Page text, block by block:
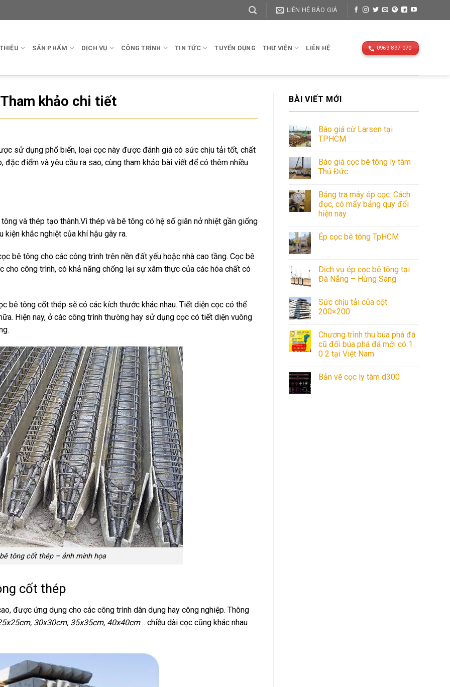
LIÊN HỆ BÁO GIÁ
SẢN PHẨM DỊCH VỤ CÔNG TRÌNH TIN TỨC TUYỂN DỤNG THƯ VIỆN LIÊN HỆ 0969.897.070
khảo chi tiết
sử dụng phổ biến, loại cọc này được đánh giá có sức chịu tải tốt, chất
điểm và yêu cầu ra sao, cùng tham khảo bài viết để có thêm nhiều
và thép tạo thành.Vì thép và bê tông có hệ số giãn nở nhiệt gần giống
khắc nghiệt của khí hậu gây ra.
bê tông cho các công trình trên nền đất yếu hoặc nhà cao tầng. Cọc bê
công trình, có khả năng chống lại sự xâm thực của các hóa chất có
bê tông cốt thép sẽ có các kích thước khác nhau. Tiết diện cọc có thể
Hiện nay, ở các công trình thường hay sử dụng cọc có tiết diện vuông
tông cốt thép – ảnh minh họa
cốt thép
được ứng dụng cho các công trình dân dụng hay công nghiệp. Thông
30x30cm, 35x35cm, 40x40cm… chiều dài cọc cũng khác nhau
BÀI VIẾT MỚI
Báo giá cừ Larsen tại
TPHCM
Báo giá cọc bê tông ly tâm
Thủ Đức
Bảng tra máy ép cọc: Cách
đọc, có mấy bảng quy đổi
hiện nay
Ép cọc bê tông TpHCM
Dịch vụ ép cọc bê tông tại
Đà Nẵng – Hừng Sáng
Sức chịu tải của cột
200×200
Chương trình thu búa phá đá
cũ đổi búa phá đá mới có 1
0 2 tại Việt Nam
Bản vẽ cọc ly tâm d300